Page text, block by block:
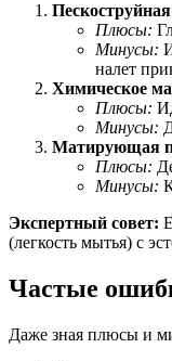
Плюсы:
Минусы:
налет
Химическое
Плюсы:
Минусы:
Матирующая
Плюсы:
Минусы:
Экспертный совет:
(легкость мытья) с
Частые
Даже зная плюсы и